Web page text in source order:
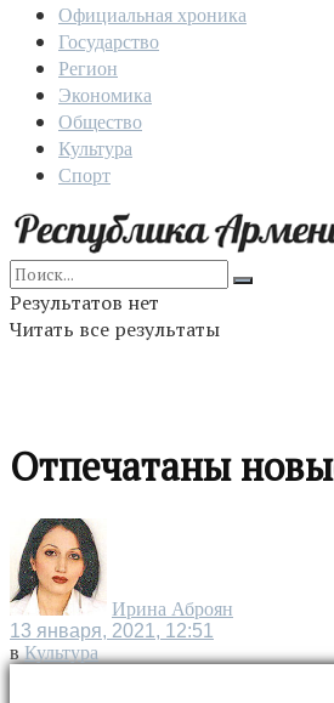
Официальная хроника
Государство
Регион
Экономика
Общество
Культура
Спорт
Результатов нет
Читать все результаты
Отпечатаны
Ирина Аброян
13 января, 2021, 12:51
в Культура